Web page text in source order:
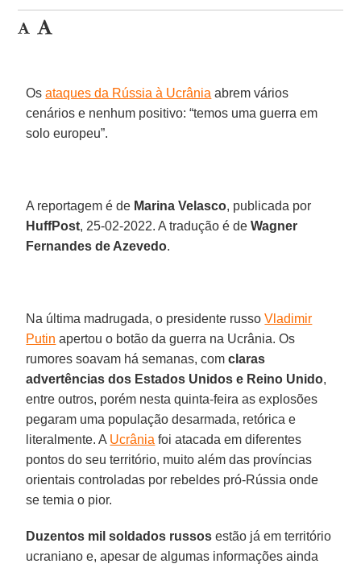
Osataques da Rússia à Ucrânia abrem vários
cenários e nenhum positivo: “temos uma guerra em
solo europeu”.
A reportagem é de Marina Velasco, publicada por
HuffPost, 25-02-2022. A tradução é de Wagner
Fernandes de Azevedo.
Na última madrugada, o presidente russoVladimir
Putin apertou o botão da guerra na Ucrânia. Os
rumores soavam há semanas, comclaras
advertências dos Estados Unidos e Reino Unido,
entre outros, porém nesta quinta-feira as explosões
pegaram uma população desarmada, retórica e
literalmente. A Ucrânia foi atacada em diferentes
pontos do seu território, muito além das províncias
orientais controladas por rebeldes pró-Rússia onde
se temia o pior.
Duzentos mil soldados russos estão já em território
ucraniano e, apesar de algumas informações ainda